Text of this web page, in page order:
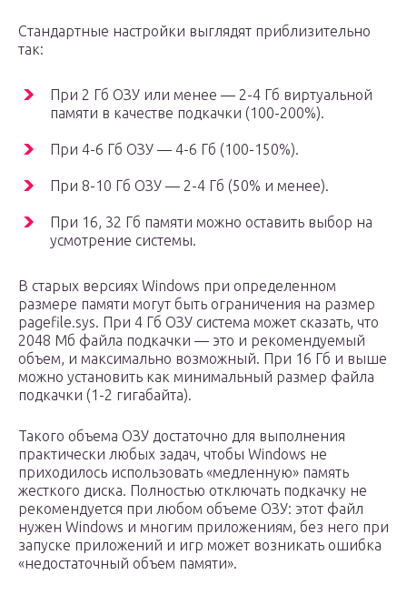
Стандартные настройки выглядят приблизительно
так:
При 2 Гб ОЗУ или менее — 2-4 Гб виртуальной
памяти в качестве подкачки (100-200%).
При 4-6 Гб ОЗУ — 4-6 Гб (100-150%).
При 8-10 Гб ОЗУ — 2-4 Гб (50% и менее).
При 16, 32 Гб памяти можно оставить выбор на
усмотрение системы.
В старых версиях Windows при определенном
размере памяти могут быть ограничения на размер
pagefile.sys. При 4 Гб ОЗУ система может сказать, что
2048 Мб файла подкачки — это и рекомендуемый
объем, и максимально возможный. При 16 Гб и выше
можно установить как минимальный размер файла
подкачки (1-2 гигабайта).
Такого объема ОЗУ достаточно для выполнения
практически любых задач, чтобы Windows не
приходилось использовать «медленную» память
жесткого диска. Полностью отключать подкачку не
рекомендуется при любом объеме ОЗУ: этот файл
нужен Windows и многим приложениям, без него при
запуске приложений и игр может возникать ошибка
«недостаточный объем памяти».